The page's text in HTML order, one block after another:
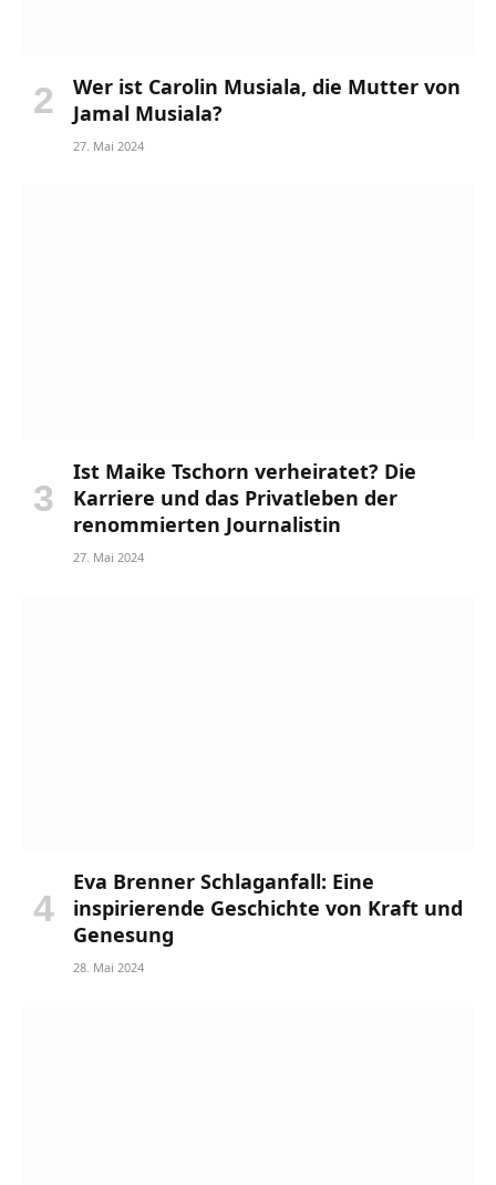
Wer ist Carolin Musiala, die Mutter von
Jamal Musiala?
27. Mai 2024
Ist Maike Tschorn verheiratet? Die
Karriere und das Privatleben der
renommierten Journalistin
27. Mai 2024
Eva Brenner Schlaganfall: Eine
inspirierende Geschichte von Kraft und
Genesung
28. Mai 2024